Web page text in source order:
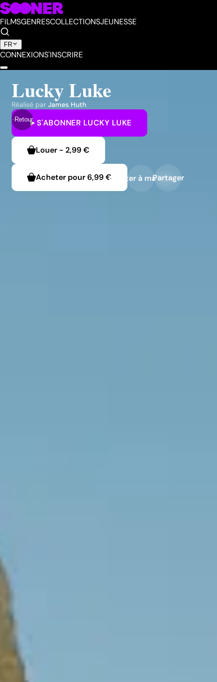
FILMSGENRESCOLLECTIONSJEUNESSE
FR
CONNEXIONS'INSCRIRE
Retour
Lucky Luke
Réalisé par James Huth
S'ABONNER LUCKY LUKE
Louer - 2,99 €
Acheter pour6,99 €Ajouter à ma liste
Partager